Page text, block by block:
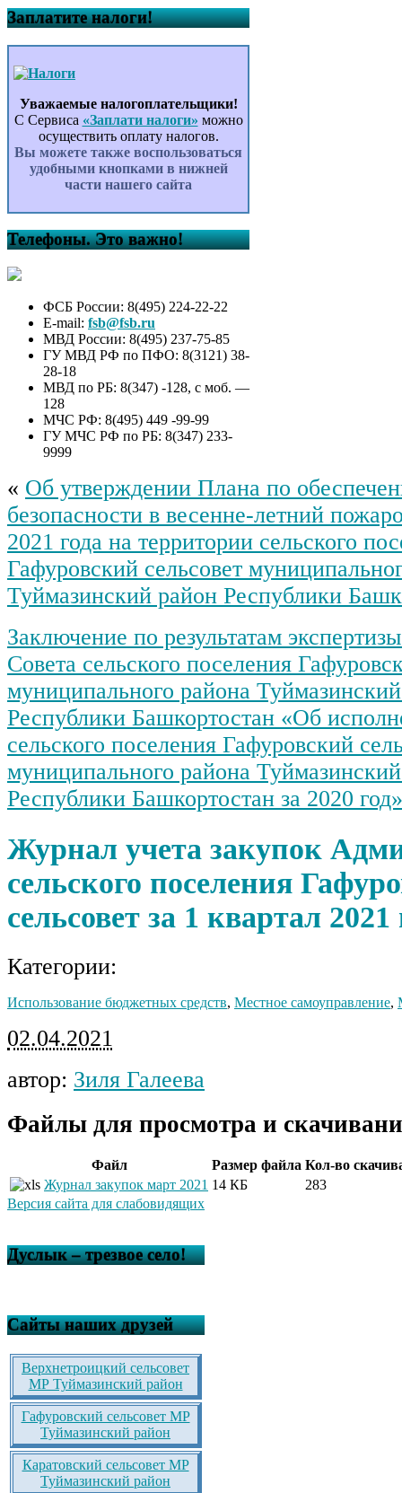
Заплатите налоги!
Уважаемые налогоплательщики!
С Сервиса «Заплати налоги» можно
осуществить оплату налогов.
Вы можете также воспользоваться
удобными кнопками в нижней
части нашего сайта
Телефоны. Это важно!
ФСБ России: 8(495) 224-22-22
E-mail: fsb@fsb.ru
МВД России: 8(495) 237-75-85
ГУ МВД РФ по ПФО: 8(3121) 38-
28-18
МВД по РБ: 8(347) -128, с моб. —
128
МЧС РФ: 8(495) 449 -99-99
ГУ МЧС РФ по РБ: 8(347) 233-
9999
« Об утверждении Плана по
безопасности в весенне-летний
2021 года на территории сельского
Гафуровский сельсовет
Туймазинский район Республики
Заключение по результатам
Совета сельского поселения
муниципального района
Республики Башкортостан «Об
сельского поселения Гафуровский
муниципального района
Республики Башкортостан за 2020 год»
Журнал учета закупок
сельского поселения
сельсовет за 1 квартал 2021
Категории:
Использование бюджетных средств, Местное самоуправление,
02.04.2021
автор: Зиля Галеева
Файлы для просмотра и
Файл Размер файла Кол-во
Журнал закупок март 2021 14 КБ
283
Версия сайта для слабовидящих
Дуслык – трезвое село!
Сайты наших друзей
Верхнетроицкий сельсовет
МР Туймазинский район
Гафуровский сельсовет МР
Туймазинский район
Каратовский сельсовет МР
Туймазинский район